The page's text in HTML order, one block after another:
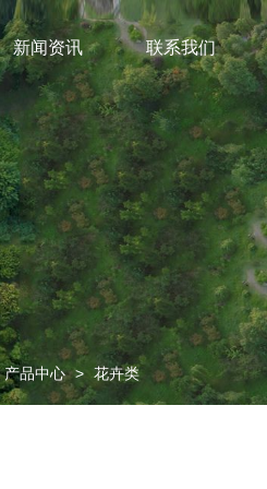
新闻资讯 联系我们
产品中心 > 花卉类